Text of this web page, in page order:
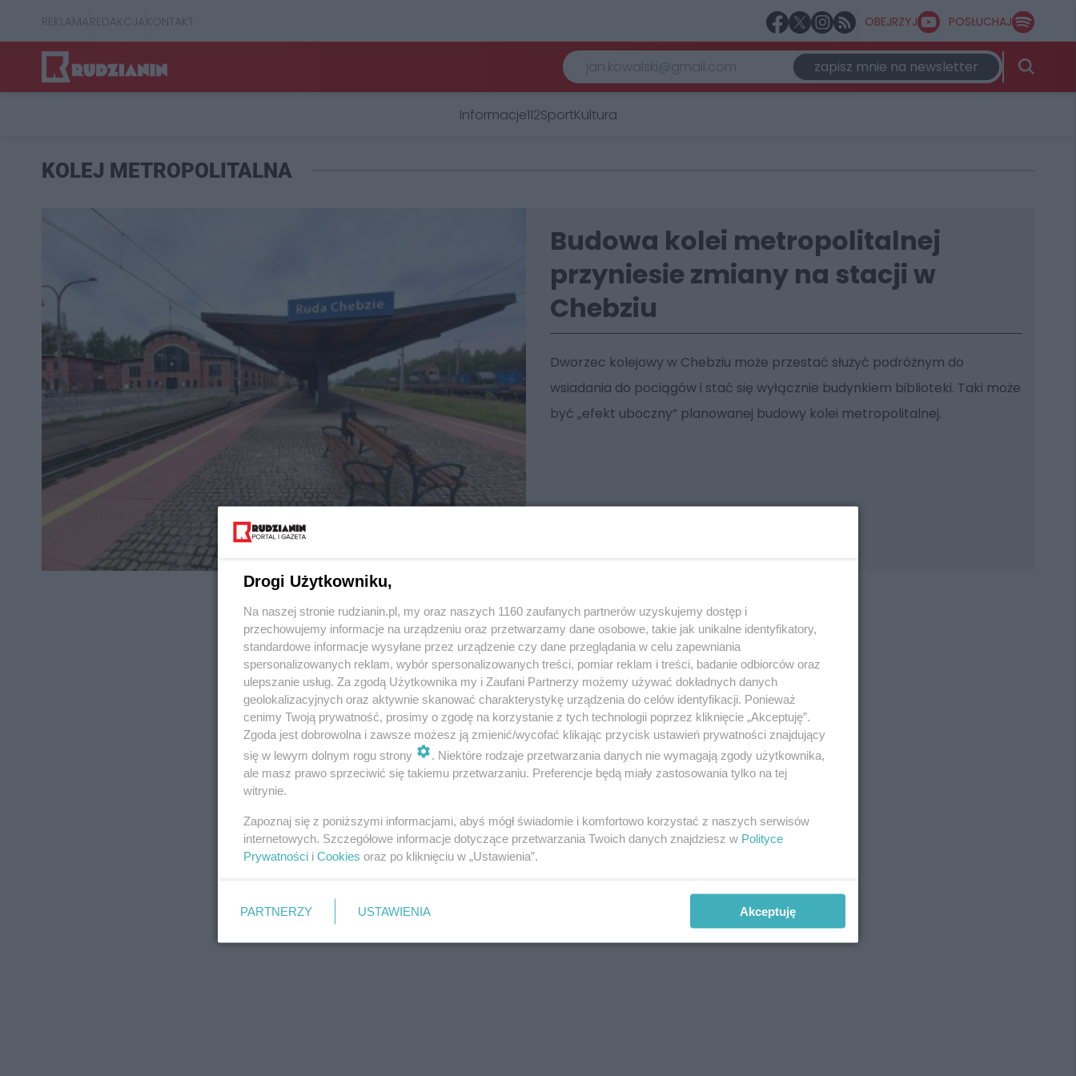
REKLAMAREDAKCJAKONTAKT OBEJRZYJ POSŁUCHAJ
zapisz mnie na newsletter
Informacje112SportKultura
KOLEJ METROPOLITALNA
Budowa kolei metropolitalnej
przyniesie zmiany na stacji w
Chebziu
Dworzec kolejowy w Chebziu może przestać służyć podróżnym do
wsiadania do pociągów i stać się wyłącznie budynkiem biblioteki. Taki może
być „efekt uboczny” planowanej budowy kolei metropolitalnej.
REKLAMA REKLAMA
Drogi Użytkowniku,
Na naszej stronie rudzianin.pl, my oraz naszych 1160 zaufanych partnerów uzyskujemy dostęp i
przechowujemy informacje na urządzeniu oraz przetwarzamy dane osobowe, takie jak unikalne identyfikatory,
standardowe informacje wysyłane przez urządzenie czy dane przeglądania w celu zapewniania
spersonalizowanych reklam, wybór spersonalizowanych treści, pomiar reklam i treści, badanie odbiorców oraz
ulepszanie usług. Za zgodą Użytkownika my i Zaufani Partnerzy możemy używać dokładnych danych
geolokalizacyjnych oraz aktywnie skanować charakterystykę urządzenia do celów identyfikacji. Ponieważ
cenimy Twoją prywatność, prosimy o zgodę na korzystanie z tych technologii poprzez kliknięcie „Akceptuję”.
Zgoda jest dobrowolna i zawsze możesz ją zmienić/wycofać klikając przycisk ustawień prywatności znajdujący
się w lewym dolnym rogu strony
. Niektóre rodzaje przetwarzania danych nie wymagają zgody użytkownika,
ale masz prawo sprzeciwić się takiemu przetwarzaniu. Preferencje będą miały zastosowania tylko na tej
witrynie.
Zapoznaj się z poniższymi informacjami, abyś mógł świadomie i komfortowo korzystać z naszych serwisów
internetowych. Szczegółowe informacje dotyczące przetwarzania Twoich danych znajdziesz w Polityce
Prywatności i Cookies oraz po kliknięciu w „Ustawienia”.
PARTNERZY USTAWIENIA Akceptuję